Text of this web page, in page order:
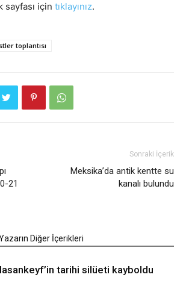
sayfası için tıklayınız.
toplantısı
21
Sonraki İçerik
Meksika’da antik kentte su
kanalı bulundu
Diğer İçerikleri
tarihi silüeti kayboldu